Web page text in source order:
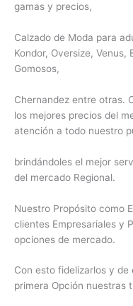
gamas y precios,
Calzado de Moda para
Kondor, Oversize, Venus,
Gomosos,
Chernandez entre otras.
los mejores precios del
atención a todo nuestro
brindándoles el mejor
del mercado Regional.
Nuestro Propósito como
clientes Empresariales y
opciones de mercado.
Con esto fidelizarlos y
primera Opción nuestras